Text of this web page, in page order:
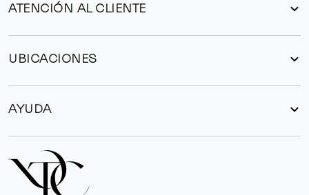
ATENCIÓN AL CLIENTE
UBICACIONES
AYUDA